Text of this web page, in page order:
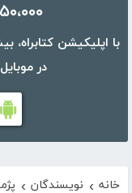
۵۰،۰۰۰ کتاب در موبایل شما
در
خانه › نویسندگان ›